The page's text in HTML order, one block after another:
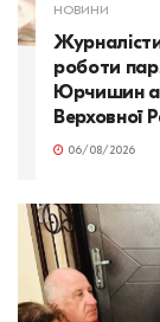
НОВИНИ
роботи
Юрчишин
Верховної
06/08/2026